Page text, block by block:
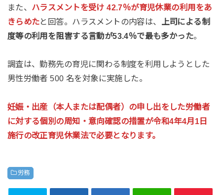
また、
ハラスメントを受け 42.7％が育児休業の利用をあ
きらめたと回答。ハラスメントの内容は、
上司による制
度等の利用を阻害する言動が53.4％で最も多かった。
調査は、勤務先の育児に関わる制度を利用しようとした
男性労働者 500 名を対象に実施した。
妊娠・出産（本人または配偶者）の申し出をした労働者
に対する個別の周知・意向確認の措置が令和4年4月1日
施行の改正育児休業法で必要となります。
労務